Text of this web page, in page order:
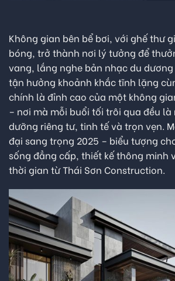
Không gian bên bể bơi, với ghế thư
bóng, trở thành nơi lý tưởng để
vang, lắng nghe bản nhạc du
tận hưởng khoảnh khắc tĩnh lặng
chính là đỉnh cao của một không
– nơi mà mỗi buổi tối trôi qua đều
dưỡng riêng tư, tinh tế và trọn vẹn.
đại sang trọng 2025 – biểu tượng
sống đẳng cấp, thiết kế thông minh
thời gian từ Thái Sơn Construction.